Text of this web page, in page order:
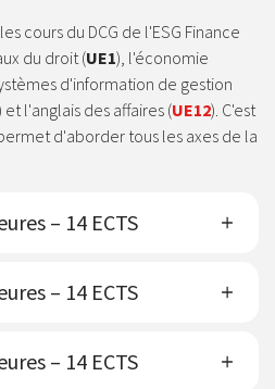
cours du DCG de l'ESG Finance
du droit (UE1), l'économie
d'information de gestion
et l'anglais des affaires (UE12). C'est
d'aborder tous les axes de la
– 14 ECTS
– 14 ECTS
– 14 ECTS